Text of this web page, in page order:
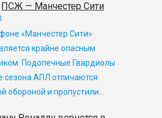
ПСЖ — Манчестер Сити
«Манчестер Сити»
крайне опасным
Подопечные Гвардиолы
сезона АПЛ отличаются
обороной и пропустили…